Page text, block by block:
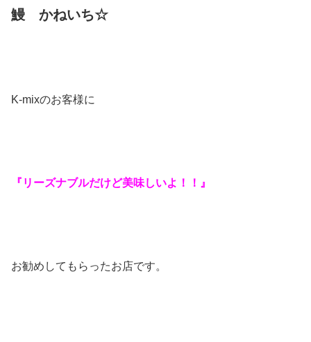
鰻 かねいち☆
K-mixのお客様に
『リーズナブルだけど美味しいよ！！』
お勧めしてもらったお店です。